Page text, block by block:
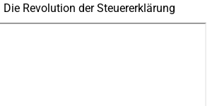
Revolution der Steuererklärung